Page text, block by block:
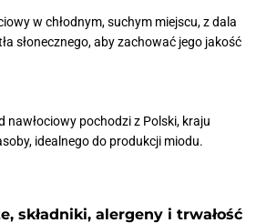
w chłodnym, suchym miejscu, z dala
słonecznego, aby zachować jego jakość
nawłociowy pochodzi z Polski, kraju
idealnego do produkcji miodu.
składniki, alergeny i trwałość